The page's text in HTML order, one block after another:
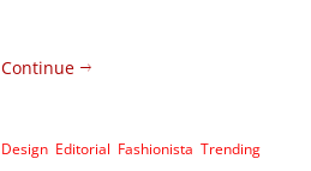
Continue
Design Editorial Fashionista Trending